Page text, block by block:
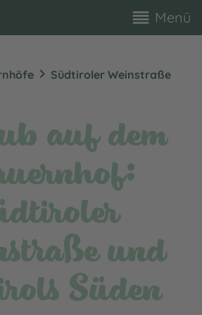
reorder Menü
chevron_right Südtiroler Weinstraße
auf dem
und
Süden